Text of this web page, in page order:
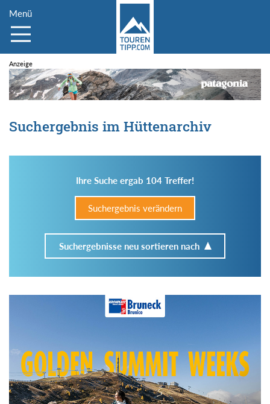
Menü
Suchergebnis im Hüttenarchiv
Ihre Suche ergab 104 Treffer!
Suchergebnis verändern
Suchergebnisse neu sortieren nach
Im Hüttenarchiv suchen
Region: